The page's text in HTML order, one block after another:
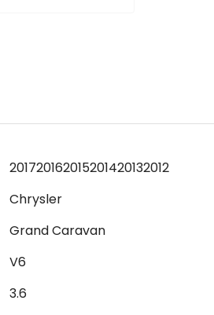
201720162015201420132012
Chrysler
Grand Caravan
V6
3.6